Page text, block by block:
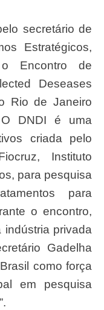
Estratégicos,
Encontro de
Deseases
Rio de Janeiro
O DNDI é uma
criada pelo
Instituto
para pesquisa
para
o encontro,
indústria privada
Gadelha
como força
em pesquisa